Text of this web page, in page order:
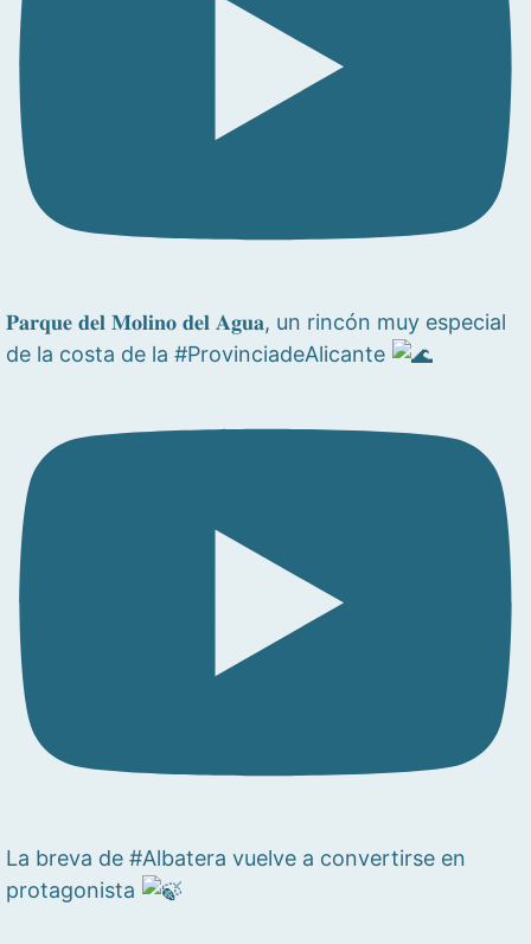
𝐏𝐚𝐫𝐪𝐮𝐞 𝐝𝐞𝐥 𝐌𝐨𝐥𝐢𝐧𝐨 𝐝𝐞𝐥 𝐀𝐠𝐮𝐚, un rincón muy especial
de la costa de la #ProvinciadeAlicante
La breva de #Albatera vuelve a convertirse en
protagonista